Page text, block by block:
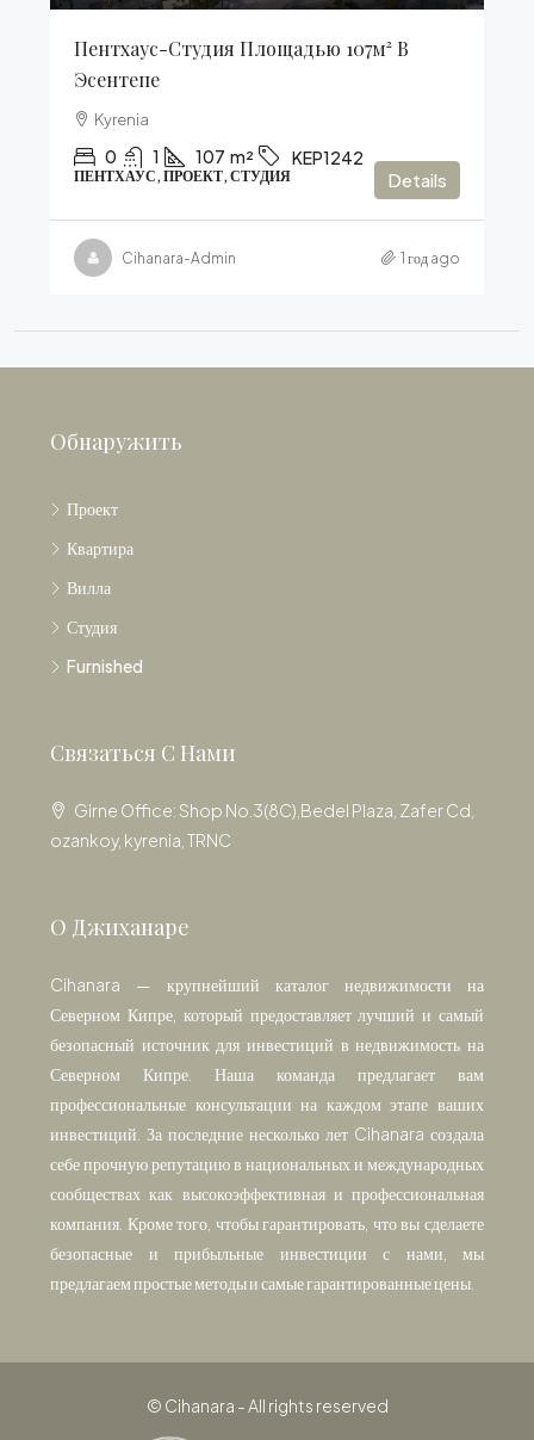
Пентхаус-Студия Площадью 107м² В
Эсентепе
Kyrenia
0 1 107 m² KEP1242
ПЕНТХАУС, ПРОЕКТ, СТУДИЯ Details
Cihanara-Admin 1 год ago
Обнаружить
Проект
Квартира
Вилла
Студия
Furnished
Связаться С Нами
Girne Office: Shop No.3(8C),Bedel Plaza, Zafer Cd,
ozankoy, kyrenia, TRNC
О Джиханаре
Cihanara — крупнейший каталог недвижимости на
Северном Кипре, который предоставляет лучший и самый
безопасный источник для инвестиций в недвижимость на
Северном Кипре. Наша команда предлагает вам
профессиональные консультации на каждом этапе ваших
инвестиций. За последние несколько лет Cihanara создала
себе прочную репутацию в национальных и международных
сообществах как высокоэффективная и профессиональная
компания. Кроме того, чтобы гарантировать, что вы сделаете
безопасные и прибыльные инвестиции с нами, мы
предлагаем простые методы и самые гарантированные цены.
© Cihanara - All rights reserved